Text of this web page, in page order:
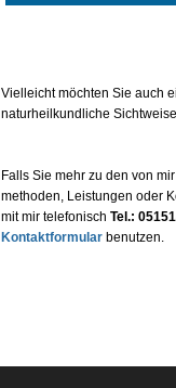
Vielleicht möchten Sie auch
naturheilkundliche
Falls Sie mehr zu den von
methoden, Leistungen oder
mit mir telefonisch Tel.:
Kontaktformular benutzen.